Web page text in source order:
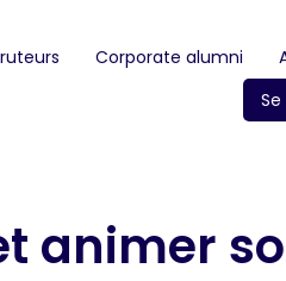
Corporate alumni
animer